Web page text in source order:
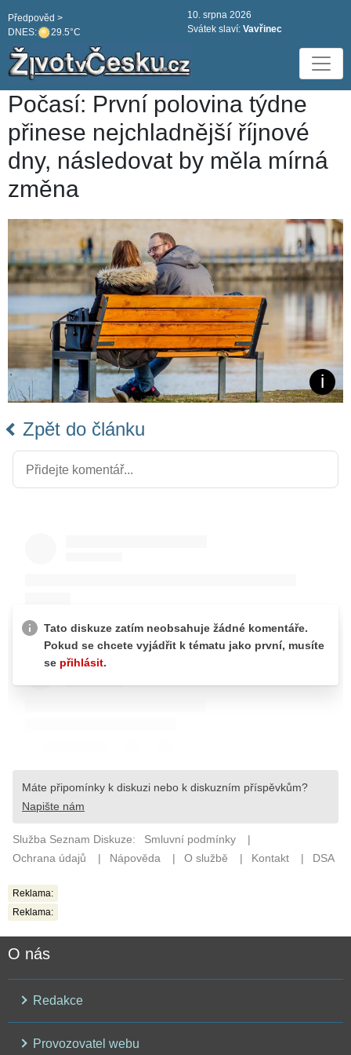
DNES: 29.5°C
Předpověd >
10. srpna 2026
Svátek slaví: Vavřinec
Počasí: První polovina týdne
přinese nejchladnější říjnové
dny, následovat by měla mírná
změna
Zpět do článku
Reklama:
Reklama:
O nás
Redakce
Provozovatel webu